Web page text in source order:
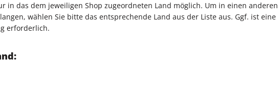
sich die Funktionäre
sie auf. Dann ließ er sie
in das dem jeweiligen Shop zugeordneten Land möglich. Um in einen anderen
wählen Sie bitte das entsprechende Land aus der Liste aus. Ggf. ist eine
erforderlich.